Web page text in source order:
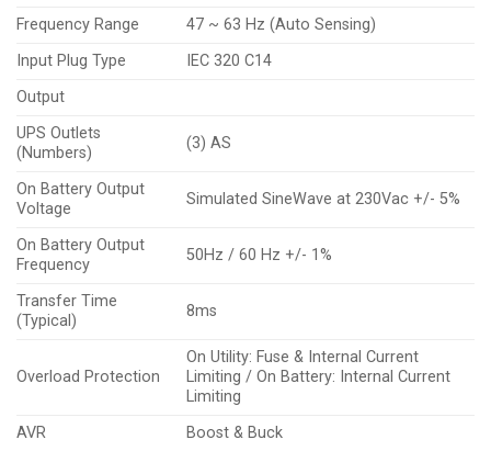
Frequency Range
47 ~ 63 Hz (Auto Sensing)
Input Plug Type
IEC 320 C14
Output
UPS Outlets
(Numbers)
(3) AS
On Battery Output
Voltage
Simulated SineWave at 230Vac +/- 5%
On Battery Output
Frequency
50Hz / 60 Hz +/- 1%
Transfer Time
(Typical)
8ms
Overload Protection
On Utility: Fuse & Internal Current
Limiting / On Battery: Internal Current
Limiting
AVR
Boost & Buck